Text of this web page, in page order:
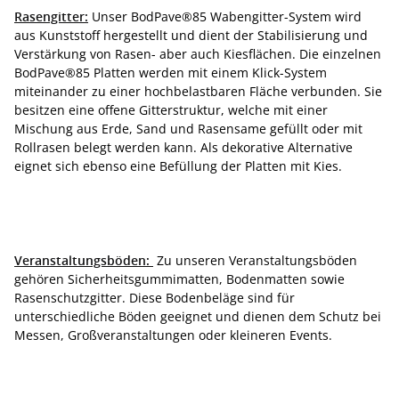
Rasengitter: Unser BodPave®85 Wabengitter-System wird
aus Kunststoff hergestellt und dient der Stabilisierung und
Verstärkung von Rasen- aber auch Kiesflächen. Die einzelnen
BodPave®85 Platten werden mit einem Klick-System
miteinander zu einer hochbelastbaren Fläche verbunden. Sie
besitzen eine offene Gitterstruktur, welche mit einer
Mischung aus Erde, Sand und Rasensame gefüllt oder mit
Rollrasen belegt werden kann. Als dekorative Alternative
eignet sich ebenso eine Befüllung der Platten mit Kies.
Veranstaltungsböden: Zu unseren Veranstaltungsböden
gehören Sicherheitsgummimatten, Bodenmatten sowie
Rasenschutzgitter. Diese Bodenbeläge sind für
unterschiedliche Böden geeignet und dienen dem Schutz bei
Messen, Großveranstaltungen oder kleineren Events.